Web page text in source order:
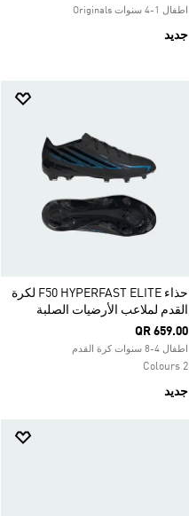
اطفال 1-4 سنوات Originals
جديد
حذاء F50 HYPERFAST ELITE لكرة
القدم لملاعب الأرضيات الصلبة
QR 659.00
اطفال 4-8 سنوات كرة القدم
2 Colours
جديد